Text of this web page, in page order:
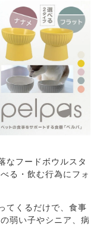
なフードボウルスタ
る・飲む行為にフォ
てくるだけで、食事
弱い子やシニア、病